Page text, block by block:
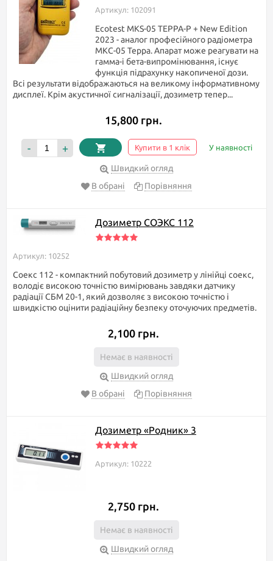
Артикул: 102091
Ecotest MKS-05 TEPPA-P + New Edition
2023 - аналог професійного радіометра
МКС-05 Терра. Апарат може реагувати на
гамма-і бета-випромінювання, існує
функція підрахунку накопиченої дози.
Всі результати відображаються на великому інформативному
дисплеї. Крім акустичної сигналізації, дозиметр тепер...
15,800 грн.
- + Купити в 1 клік У наявності
Швидкий огляд
В обрані
Порівняння
Дозиметр СОЭКС 112
Артикул: 10252
Соекс 112 - компактний побутовий дозиметр у лінійці соекс,
володіє високою точністю вимірювань завдяки датчику
радіації СБМ 20-1, який дозволяє з високою точністю і
швидкістю оцінити радіаційну безпеку оточуючих предметів.
2,100 грн.
Немає в наявності
Швидкий огляд
В обрані
Порівняння
Дозиметр «Родник» 3
Артикул: 10222
2,750 грн.
Немає в наявності
Швидкий огляд